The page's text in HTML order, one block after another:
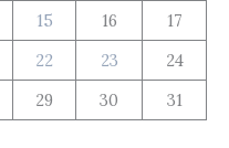
15 16
17
22 23
24
29 30 31